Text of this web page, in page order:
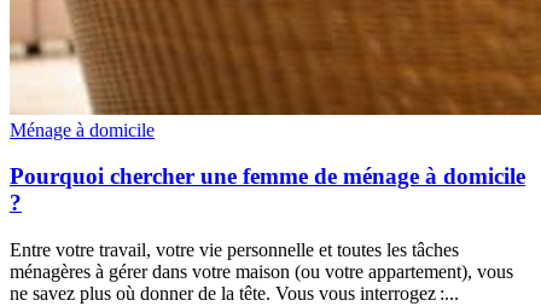
Ménage à domicile
Pourquoi chercher une femme de ménage à domicile
?
Entre votre travail, votre vie personnelle et toutes les tâches
ménagères à gérer dans votre maison (ou votre appartement), vous
ne savez plus où donner de la tête. Vous vous interrogez :...